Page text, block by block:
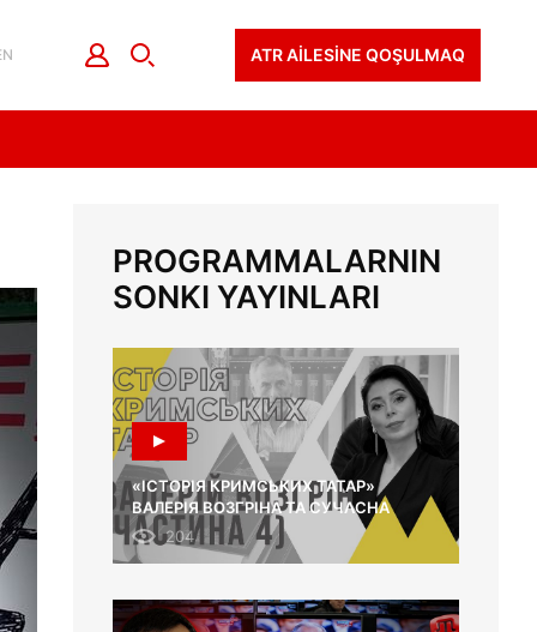
ATR AİLESİNE QOŞULMAQ
PROGRAMMALARNIN
SONKI YAYINLARI
«ІСТОРІЯ КРИМСЬКИХ ТАТАР»
ВАЛЕРІЯ ВОЗГРІНА ТА СУЧАСНА
ОСВІТА
204